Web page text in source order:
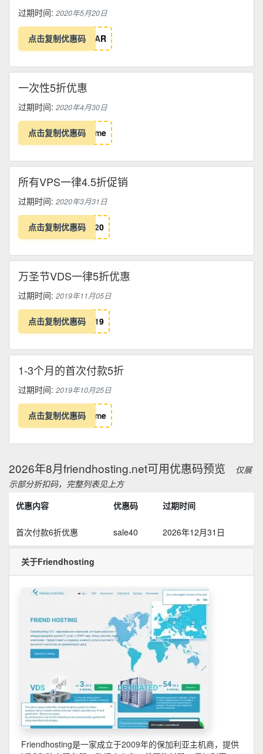
过期时间: 2020年5月20日
点击复制优惠码 AR
一次性5折优惠
过期时间: 2020年4月30日
点击复制优惠码 me
所有VPS一律4.5折促销
过期时间: 2020年3月31日
点击复制优惠码 20
万圣节VDS一律5折优惠
过期时间: 2019年11月05日
点击复制优惠码 19
1-3个月的首次付款5折
过期时间: 2019年10月25日
点击复制优惠码 me
2026年8月friendhosting.net可用优惠码预览
仅展
示部分折扣码，完整列表见上方
优惠内容
优惠码 过期时间
首次付款6折优惠 sale40 2026年12月31日
关于Friendhosting
Friendhosting是一家成立于2009年的保加利亚主机商，提供